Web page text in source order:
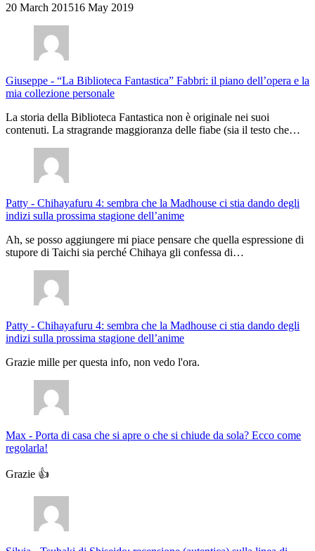
20 March 201516 May 2019
Giuseppe - “La Biblioteca Fantastica” Fabbri: il piano dell’opera e la
mia collezione personale
La storia della Biblioteca Fantastica non è originale nei suoi
contenuti. La stragrande maggioranza delle fiabe (sia il testo che…
Patty - Chihayafuru 4: sembra che la Madhouse ci stia dando degli
indizi sulla prossima stagione dell’anime
Ah, se posso aggiungere mi piace pensare che quella espressione di
stupore di Taichi sia perché Chihaya gli confessa di…
Patty - Chihayafuru 4: sembra che la Madhouse ci stia dando degli
indizi sulla prossima stagione dell’anime
Grazie mille per questa info, non vedo l'ora.
Max - Porta di casa che si apre o che si chiude da sola? Ecco come
regolarla!
Grazie 👍